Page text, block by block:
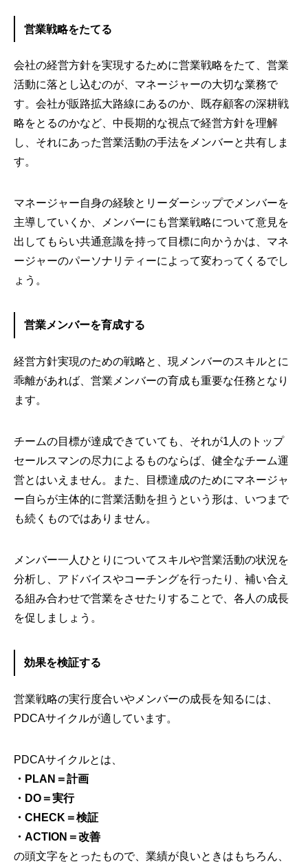
営業戦略をたてる
会社の経営方針を実現するために営業戦略をたて、営業
活動に落とし込むのが、マネージャーの大切な業務で
す。会社が販路拡大路線にあるのか、既存顧客の深耕戦
略をとるのかなど、中長期的な視点で経営方針を理解
し、それにあった営業活動の手法をメンバーと共有しま
す。
マネージャー自身の経験とリーダーシップでメンバーを
主導していくか、メンバーにも営業戦略について意見を
出してもらい共通意識を持って目標に向かうかは、マネ
ージャーのパーソナリティーによって変わってくるでし
ょう。
営業メンバーを育成する
経営方針実現のための戦略と、現メンバーのスキルとに
乖離があれば、営業メンバーの育成も重要な任務となり
ます。
チームの目標が達成できていても、それが1人のトップ
セールスマンの尽力によるものならば、健全なチーム運
営とはいえません。また、目標達成のためにマネージャ
ー自らが主体的に営業活動を担うという形は、いつまで
も続くものではありません。
メンバー一人ひとりについてスキルや営業活動の状況を
分析し、アドバイスやコーチングを行ったり、補い合え
る組み合わせで営業をさせたりすることで、各人の成長
を促しましょう。
効果を検証する
営業戦略の実行度合いやメンバーの成長を知るには、
PDCAサイクルが適しています。
PDCAサイクルとは、
・PLAN＝計画
・DO＝実行
・CHECK＝検証
・ACTION＝改善
の頭文字をとったもので、業績が良いときはもちろん、